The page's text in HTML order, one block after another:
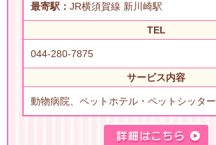
最寄駅： JR横須賀線 新川崎駅
TEL
044-280-7875
サービス内容
動物病院、ペットホテル・ペットシッター